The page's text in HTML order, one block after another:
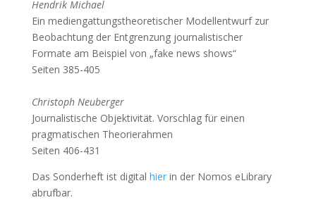
Hendrik Michael
Ein mediengattungstheoretischer Modellentwurf zur
Beobachtung der Entgrenzung journalistischer
Formate am Beispiel von „fake news shows“
Seiten 385-405
Christoph Neuberger
Journalistische Objektivität. Vorschlag für einen
pragmatischen Theorierahmen
Seiten 406-431
Das Sonderheft ist digital hierin der Nomos eLibrary
abrufbar.